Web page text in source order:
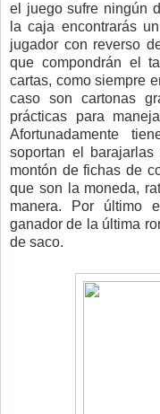
el juego sufre ningún
la caja encontrarás
jugador con reverso
que compondrán el
cartas, como siempre
caso son cartonas
prácticas para
Afortunadamente
soportan el
montón de fichas de
que son la moneda,
manera. Por último
ganador de la última
de saco.